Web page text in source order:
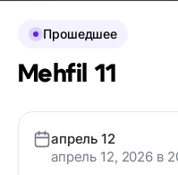
Прошедшее
Mehfil 11
апрель 12
апрель 12, 2026 в